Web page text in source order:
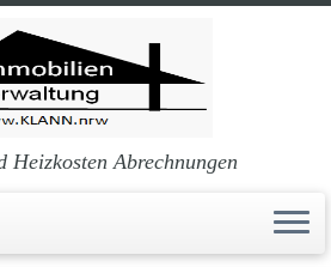
Heizkosten Abrechnungen